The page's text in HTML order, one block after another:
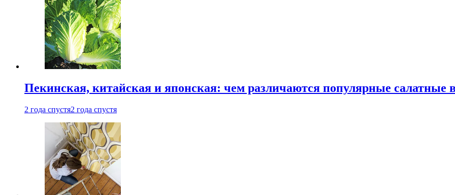
Пекинская, китайская и японская: чем различаются популярные салатные
2 года спустя2 года спустя